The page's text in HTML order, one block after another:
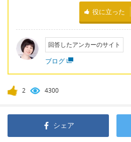
役に立った
回答したアンカーのサイト
ブログ
2 4300
シェア